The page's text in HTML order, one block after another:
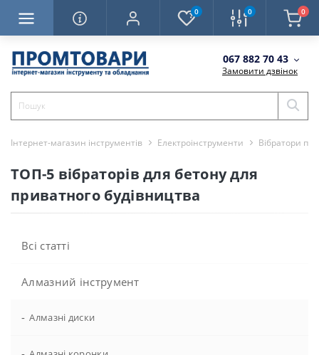
0 0 0
067 882 70 43
Замовити дзвінок
Інтернет-магазин інструментів Електроінструменти Вібратори по
ТОП-5 вібраторів для бетону для
приватного будівництва
Всі статті
Алмазний інструмент
- Алмазні диски